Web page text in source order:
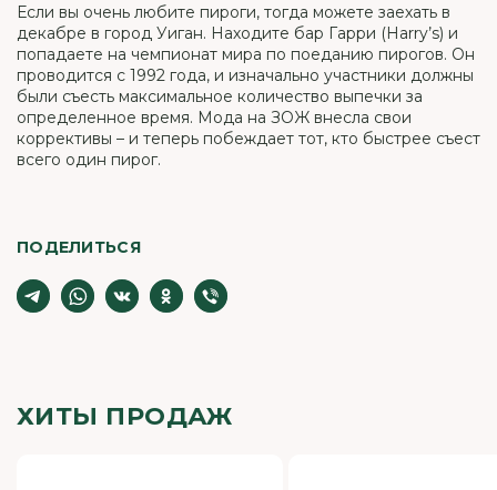
Если вы очень любите пироги, тогда можете заехать в
декабре в город Уиган. Находите бар Гарри (Harry’s) и
попадаете на чемпионат мира по поеданию пирогов. Он
проводится с 1992 года, и изначально участники должны
были съесть максимальное количество выпечки за
определенное время. Мода на ЗОЖ внесла свои
коррективы – и теперь побеждает тот, кто быстрее съест
всего один пирог.
ПОДЕЛИТЬСЯ
ХИТЫ ПРОДАЖ